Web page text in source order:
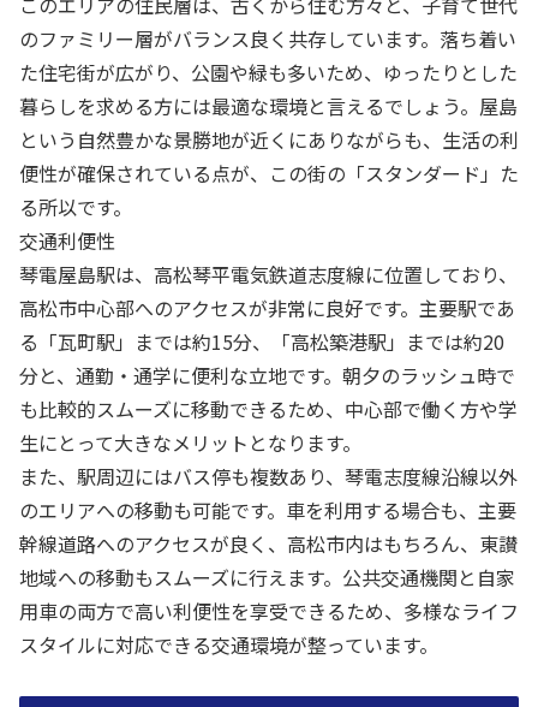
のファミリー層がバランス良く共存しています。落ち着い
た住宅街が広がり、公園や緑も多いため、ゆったりとした
暮らしを求める方には最適な環境と言えるでしょう。屋島
という自然豊かな景勝地が近くにありながらも、生活の利
便性が確保されている点が、この街の「スタンダード」た
る所以です。
交通利便性
琴電屋島駅は、高松琴平電気鉄道志度線に位置しており、
高松市中心部へのアクセスが非常に良好です。主要駅であ
る「瓦町駅」までは約15分、「高松築港駅」までは約20
分と、通勤・通学に便利な立地です。朝夕のラッシュ時で
も比較的スムーズに移動できるため、中心部で働く方や学
生にとって大きなメリットとなります。
また、駅周辺にはバス停も複数あり、琴電志度線沿線以外
のエリアへの移動も可能です。車を利用する場合も、主要
幹線道路へのアクセスが良く、高松市内はもちろん、東讃
地域への移動もスムーズに行えます。公共交通機関と自家
用車の両方で高い利便性を享受できるため、多様なライフ
スタイルに対応できる交通環境が整っています。